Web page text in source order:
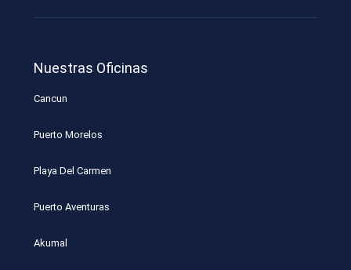
Nuestras Oficinas
Cancun
Puerto Morelos
Playa Del Carmen
Puerto Aventuras
Akumal